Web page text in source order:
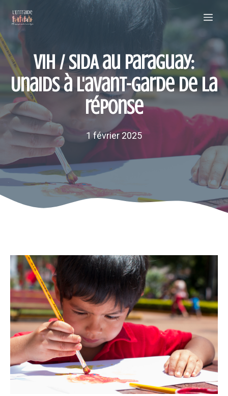
contenu
VIH / SIDA au Paraguay:
Unaids à l'avant-garde de la
réponse
1 février 2025